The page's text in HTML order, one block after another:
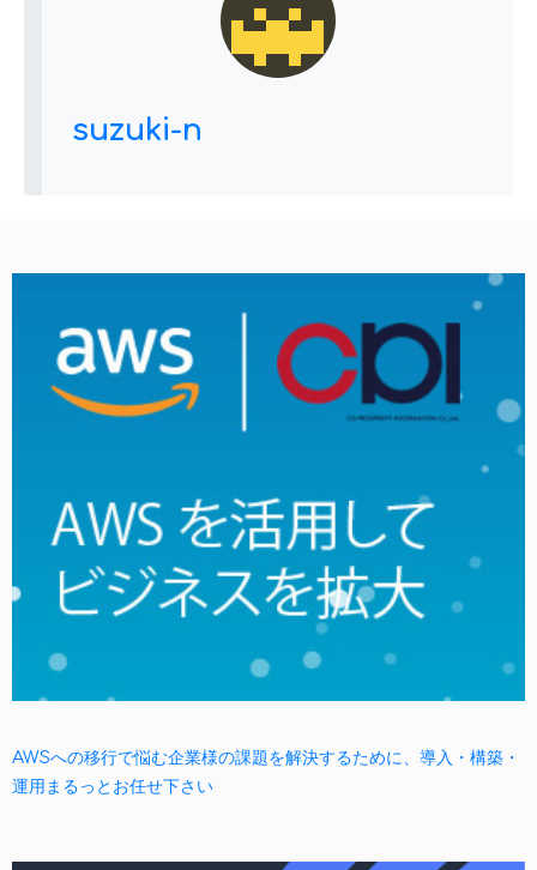
AWSへの移行で悩む企業様の課題を解決するために、導入・構築・
運用まるっとお任せ下さい
suzuki-n